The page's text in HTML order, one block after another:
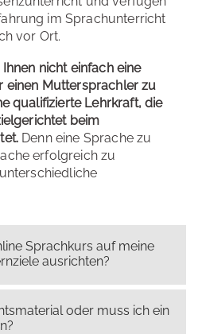
im Sprachunterricht
vor Ort.
nicht einfach eine
einen Muttersprachler zu
qualifizierte Lehrkraft, die
beim
Denn eine Sprache zu
erfolgreich zu
Sprachkurs auf meine
ausrichten?
oder muss ich ein